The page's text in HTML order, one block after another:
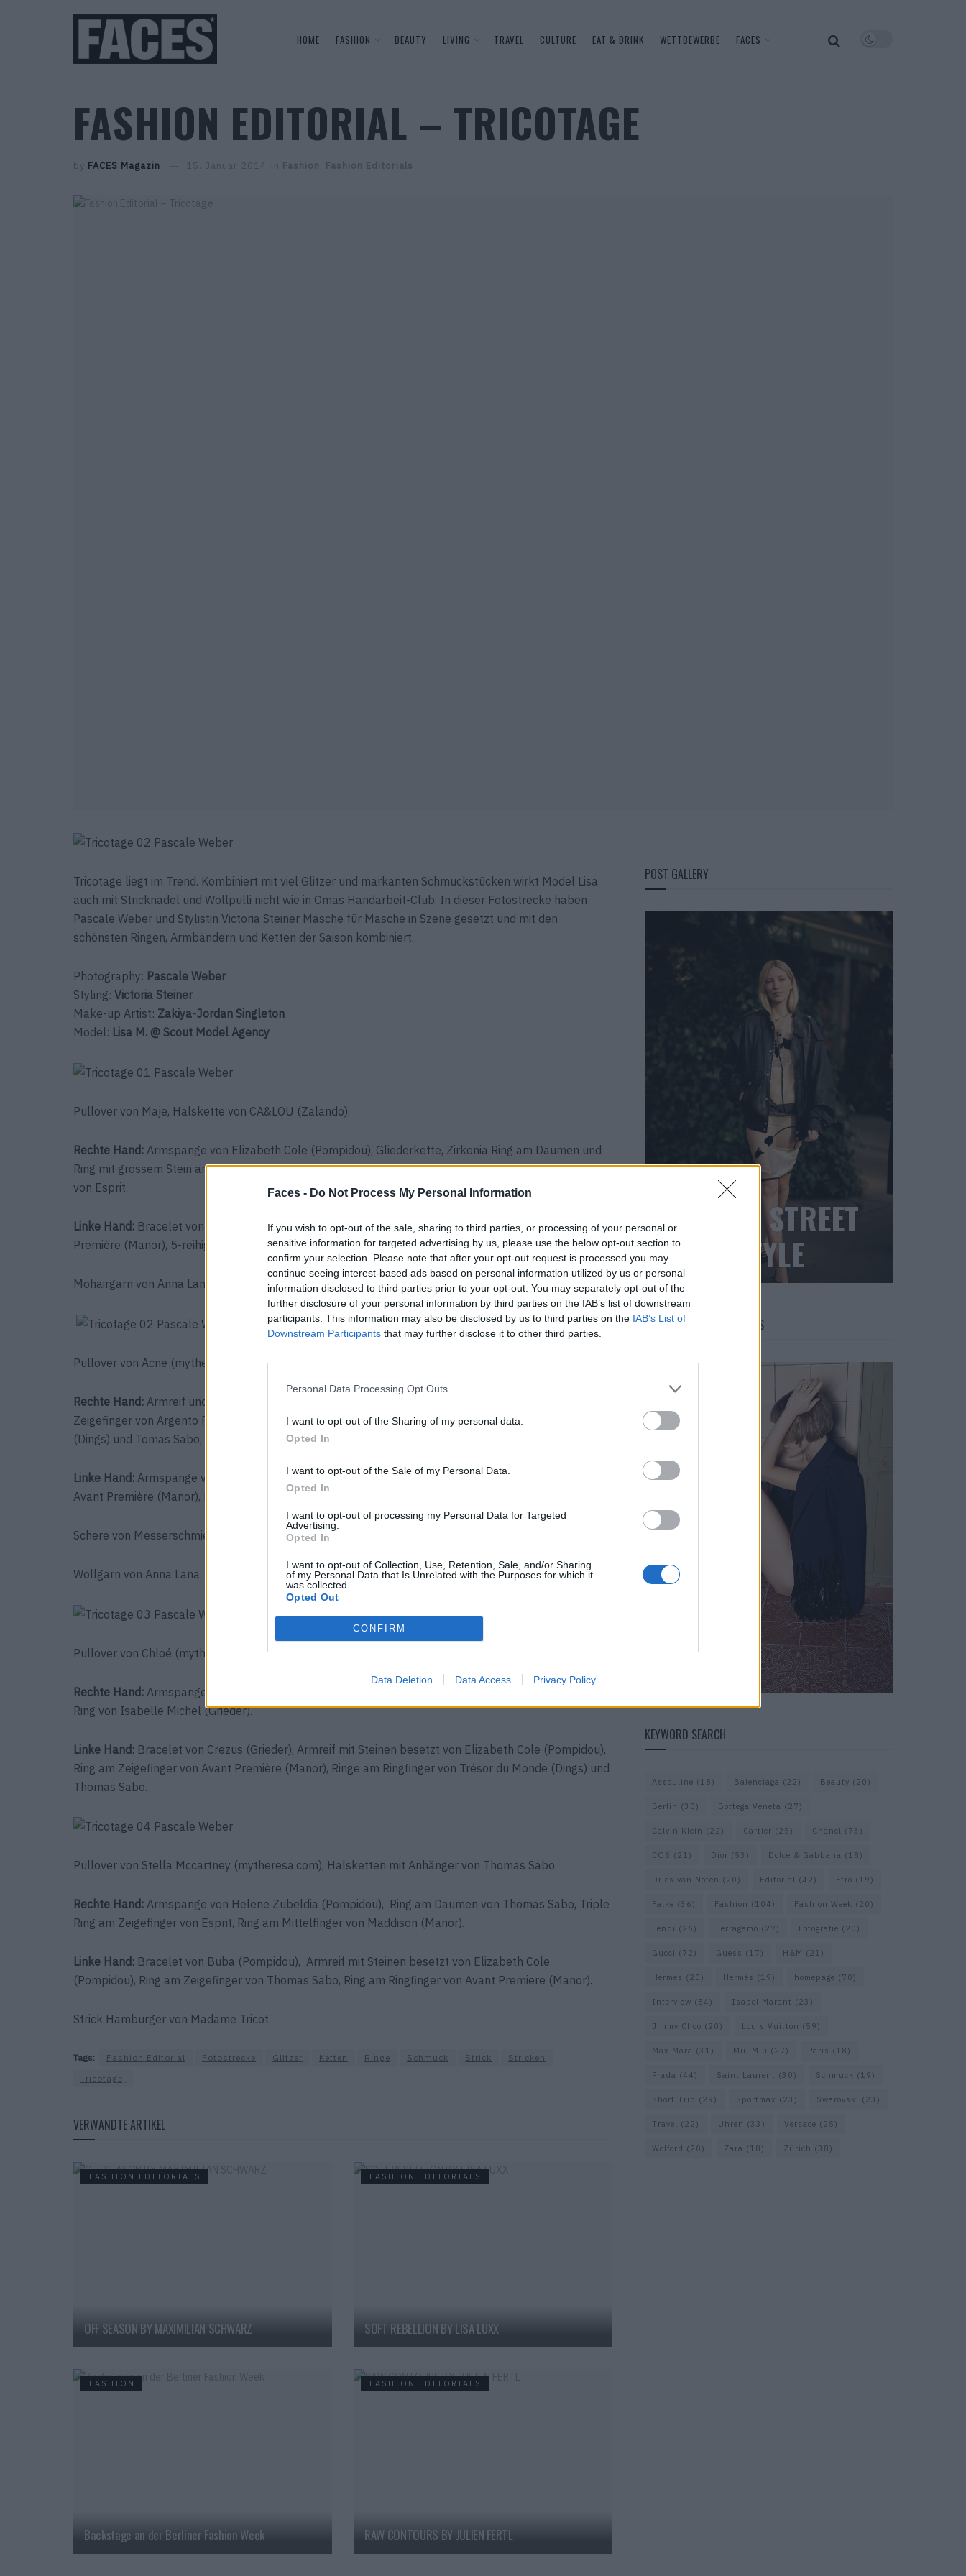
Faces - Do Not Process My Personal Information
If you wish to opt-out of the sale, sharing to third parties, or processing of your personal or
sensitive information for targeted advertising by us, please use the below opt-out section to
confirm your selection. Please note that after your opt-out request is processed you may
continue seeing interest-based ads based on personal information utilized by us or personal
information disclosed to third parties prior to your opt-out. You may separately opt-out of the
further disclosure of your personal information by third parties on the IAB’s list of downstream
participants. This information may also be disclosed by us to third parties on the IAB’s List of
Downstream Participants that may further disclose it to other third parties.
Personal Data Processing Opt Outs
I want to opt-out of the Sharing of my personal data.
Opted In
I want to opt-out of the Sale of my Personal Data.
Opted In
I want to opt-out of processing my Personal Data for Targeted
Advertising.
Opted In
I want to opt-out of Collection, Use, Retention, Sale, and/or Sharing
of my Personal Data that Is Unrelated with the Purposes for which it
was collected.
Opted Out
CONFIRM
Data Deletion Data Access Privacy Policy
HOME FASHION BEAUTY LIVING TRAVEL CULTURE EAT & DRINK WETTBEWERBE FACES
FASHION EDITORIAL – TRICOTAGE
by FACES Magazin 15. Januar 2014 in Fashion Fashion Editorials
Tricotage liegt im Trend. Kombiniert mit viel Glitzer und markanten Schmuckstücken wirkt Model Lisa
auch mit Stricknadel und Wollpulli nicht wie in Omas Handarbeit-Club. In dieser Fotostrecke haben
Pascale Weber und Stylistin Victoria Steiner Masche für Masche in Szene gesetzt und mit den
schönsten Ringen, Armbändern und Ketten der Saison kombiniert.
Photography: Pascale Weber
Styling: Victoria Steiner
Make-up Artist: Zakiya-Jordan Singleton
Model: Lisa M. @ Scout Model Agency
Pullover von Maje, Halskette von CA&LOU (Zalando).
Rechte Hand: Armspange von Elizabeth Cole (Pompidou), Gliederkette, Zirkonia Ring am Daumen und
Ring mit grossem Stein am Mittelfinger alles von Avant Premiere (Manor) Triple Ring am Zeigefinger
von Esprit.
Linke Hand: Bracelet von Helene Zubeldia (Pompidou), Collier als Armband getragen von Avant
Première (Manor), 5-reihiger Ring am Zeigefinger von Thomas Sabo, Ring „Oberoi“ von Crezus (Grieder).
Mohairgarn von Anna Lana.
Pullover von Acne (mytheresa.com ), Collier von Zini (Pompidou).
Rechte Hand: Armreif und Armband von Thomas Sabo, Armreif mit Steinchen von Swarovski, Ring am
Zeigefinger von Argento Fursio (Pompidou), Ringe am Mittelfinger von Swarovski, Trésor du Monde
(Dings) und Tomas Sabo, Mehrreihiger Ring am Ringfinger von Isabelle Michel (Grieder).
Linke Hand: Armspange von Zini (Pompidou), Ring am Daumen von Swarovski, Ringe am Zeigefinger von
Avant Première (Manor), Ringe am Mittelfinger von Trésor du Monde (Dings) und Esprit.
Schere von Messerschmiede Meng.
Wollgarn von Anna Lana.
Pullover von Chloé (mytheresa.com), Collier von Butler Wilson (Grieder).
Rechte Hand: Armspange von Zini (Pompidou), „LOVE“ Ring von Lanvin (mytheresa.com), Mehrreihiger
Ring von Isabelle Michel (Grieder).
Linke Hand: Bracelet von Crezus (Grieder), Armreif mit Steinen besetzt von Elizabeth Cole (Pompidou),
Ring am Zeigefinger von Avant Première (Manor), Ringe am Ringfinger von Trésor du Monde (Dings) und
Thomas Sabo.
Pullover von Stella Mccartney (mytheresa.com), Halsketten mit Anhänger von Thomas Sabo.
Rechte Hand: Armspange von Helene Zubeldia (Pompidou), Ring am Daumen von Thomas Sabo, Triple
Ring am Zeigefinger von Esprit, Ring am Mittelfinger von Maddison (Manor).
Linke Hand: Bracelet von Buba (Pompidou), Armreif mit Steinen besetzt von Elizabeth Cole
(Pompidou), Ring am Zeigefinger von Thomas Sabo, Ring am Ringfinger von Avant Premiere (Manor).
Strick Hamburger von Madame Tricot.
Tags: Fashion Editorial Fotostrecke Glitzer Ketten Ringe Schmuck Strick
Stricken
Tricotage,
VERWANDTE ARTIKEL
FASHION EDITORIALS
OFF SEASON BY MAXIMILIAN SCHWARZ
FASHION EDITORIALS
SOFT REBELLION BY LISA LUXX
FASHION
Backstage an der Berliner Fashion Week
FASHION EDITORIALS
RAW CONTOURS BY JULIEN FERTL
POST GALLERY
BLACK STREET
STYLE
FACES FASHION EDITORIALS
KEYWORD SEARCH
Assouline (18) Balenciaga (22) Beauty (20)
Berlin (30) Bottega Veneta (27)
Calvin Klein (22) Cartier (25) Chanel (73)
COS (21) Dior (53) Dolce & Gabbana (18)
Dries van Noten (20) Editorial (42) Etro (19)
Falke (36) Fashion (104) Fashion Week (20)
Fendi (26) Ferragamo (27) Fotografie (20)
Gucci (72) Guess (17) H&M (21)
Hermes (20) Hermès (19) homepage (70)
Interview (84) Isabel Marant (23)
Jimmy Choo (20) Louis Vuitton (59)
Max Mara (31) Miu Miu (27) Paris (18)
Prada (44) Saint Laurent (30) Schmuck (19)
Short Trip (29) Sportmax (23) Swarovski (23)
Travel (22) Uhren (33) Versace (25)
Wolford (20) Zara (18) Zürich (38)